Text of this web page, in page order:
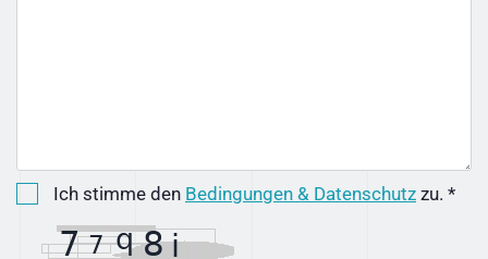
Ich stimme den Bedingungen & Datenschutz zu. *